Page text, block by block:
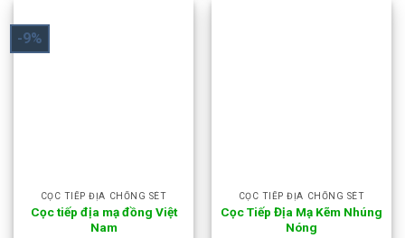
-9%
CỌC TIẾP ĐỊA CHỐNG SÉT
Cọc tiếp địa mạ đồng Việt
Nam
CỌC TIẾP ĐỊA CHỐNG SÉT
Cọc Tiếp Địa Mạ Kẽm Nhúng
Nóng